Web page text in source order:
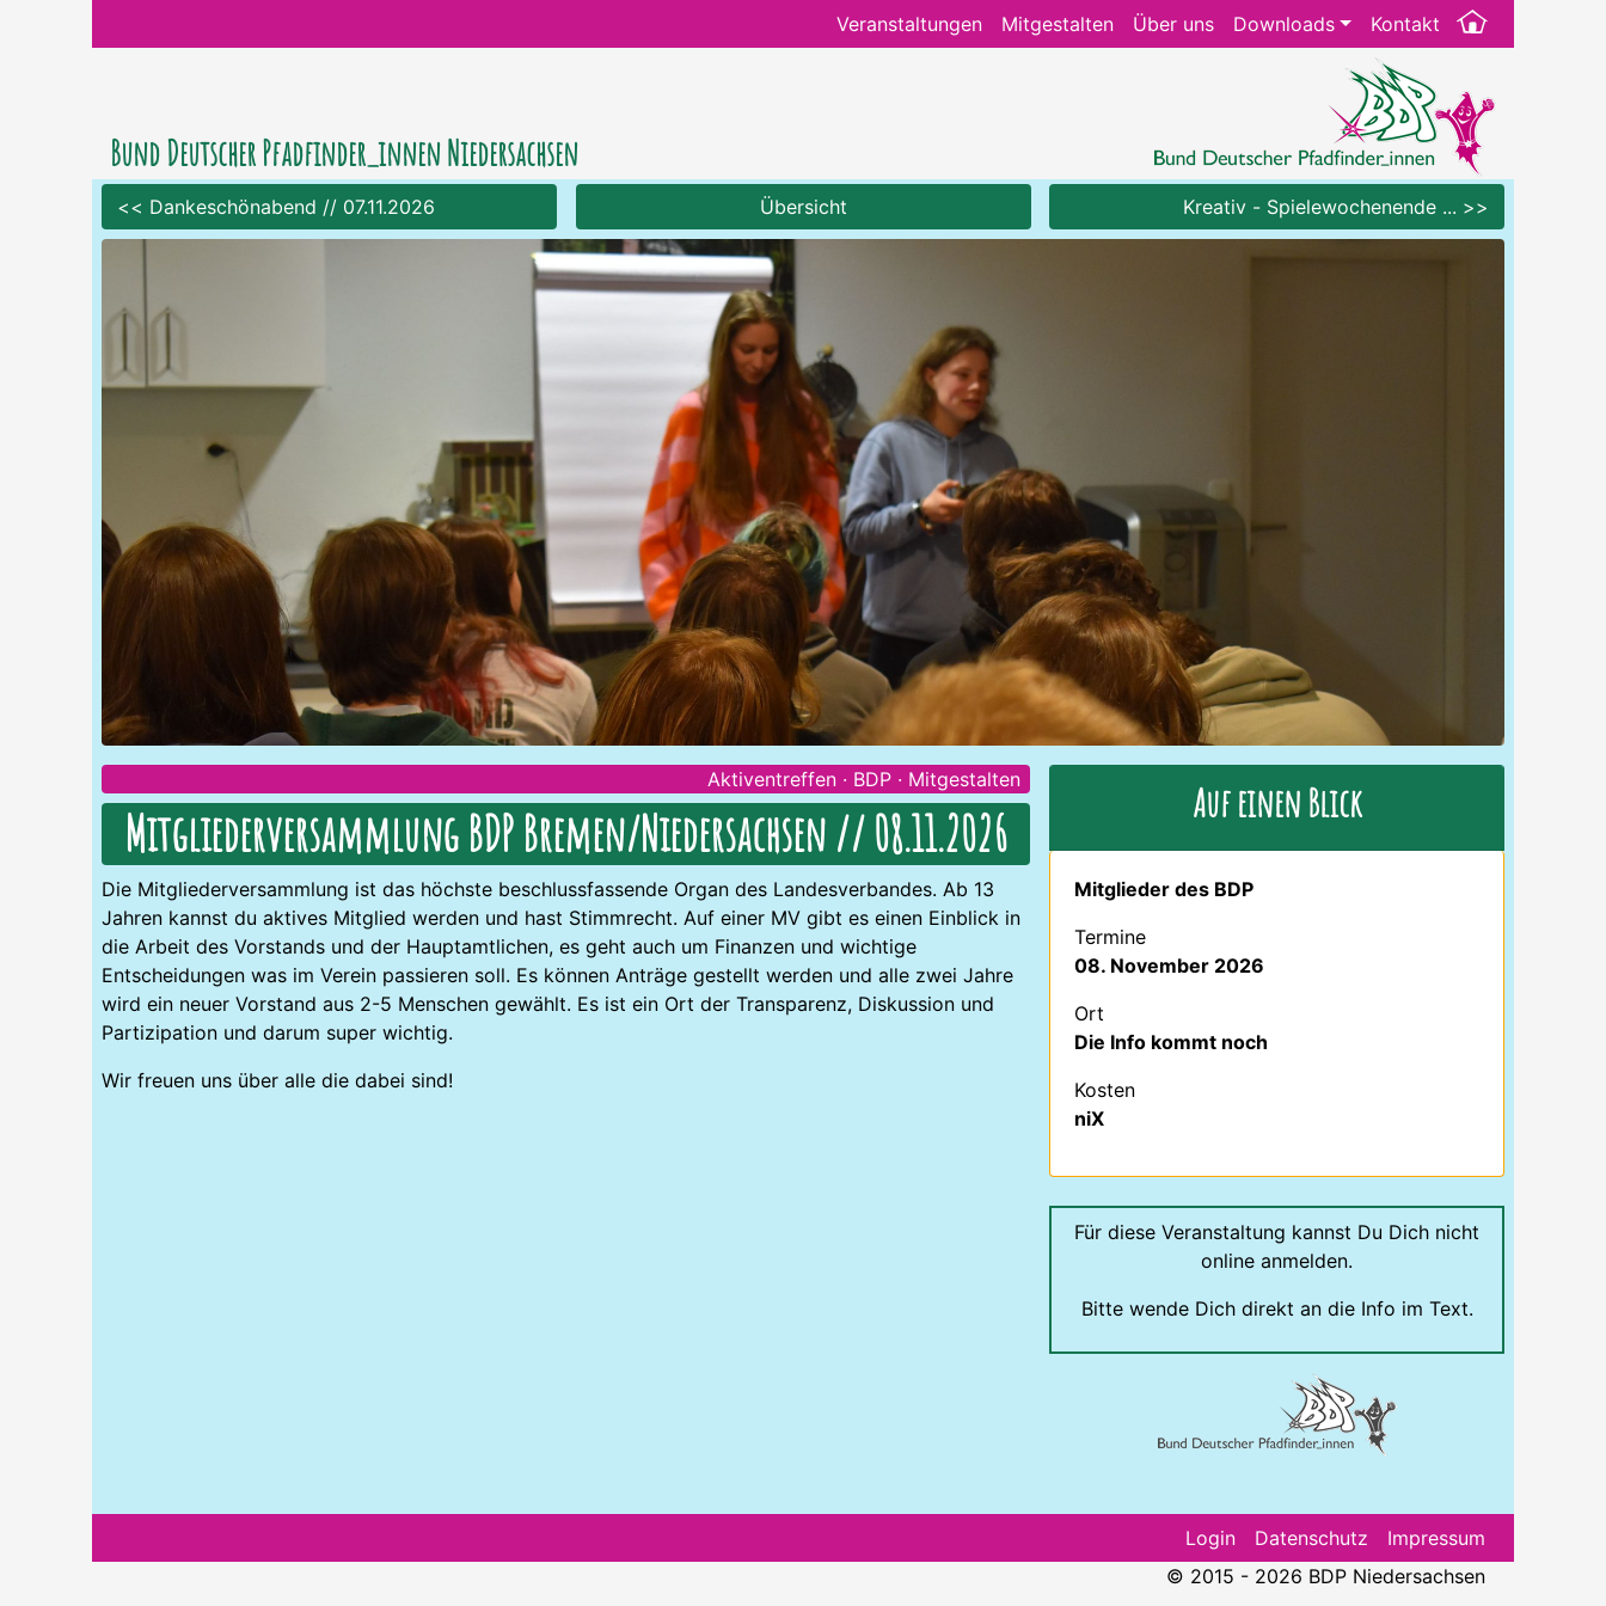
Veranstaltungen Mitgestalten Über uns Downloads Kontakt
Bund Deutscher Pfadfinder_innen Niedersachsen
<< Dankeschönabend // 07.11.2026 Übersicht Kreativ - Spielewochenende ... >>
Aktiventreffen · BDP · Mitgestalten
Mitgliederversammlung BDP Bremen/Niedersachsen // 08.11.2026
Die Mitgliederversammlung ist das höchste beschlussfassende Organ des Landesverbandes. Ab 13
Jahren kannst du aktives Mitglied werden und hast Stimmrecht. Auf einer MV gibt es einen Einblick in
die Arbeit des Vorstands und der Hauptamtlichen, es geht auch um Finanzen und wichtige
Entscheidungen was im Verein passieren soll. Es können Anträge gestellt werden und alle zwei Jahre
wird ein neuer Vorstand aus 2-5 Menschen gewählt. Es ist ein Ort der Transparenz, Diskussion und
Partizipation und darum super wichtig.
Wir freuen uns über alle die dabei sind!
Auf einen Blick
Mitglieder des BDP
Termine
08. November 2026
Ort
Die Info kommt noch
Kosten
niX
Für diese Veranstaltung kannst Du Dich nicht
online anmelden.
Bitte wende Dich direkt an die Info im Text.
Login Datenschutz
Impressum
© 2015 - 2026 BDP Niedersachsen